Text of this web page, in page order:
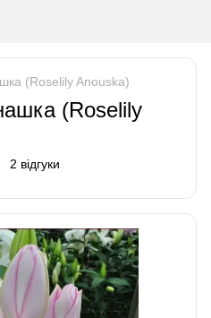
(Roselily Anouska)
(Roselily
2 відгуки